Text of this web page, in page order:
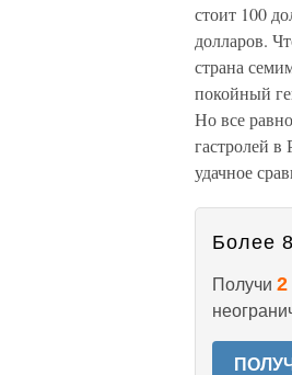
стоит 100
долларов.
страна
покойный
Но все
гастролей
удачное
Более
Получи 2